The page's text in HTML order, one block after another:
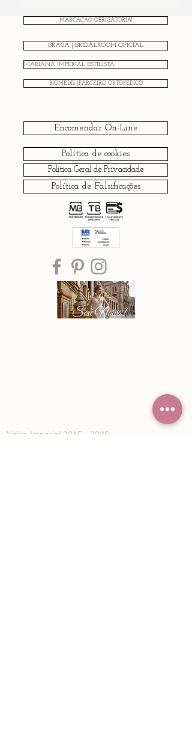
MARCAÇÃO OBRIGATÓRIA!
BRAGA | BRIDALROOM OFICIAL
MARIANA IMPERIAL ESTILISTA
BIOMEDIS |PARCEIRO ORTOPÉDICO
Encomendar On-Line
Política de cookies
Política Geral de Privacidade
Política de Falsificações
Noiva Imperial 2015 - 2026